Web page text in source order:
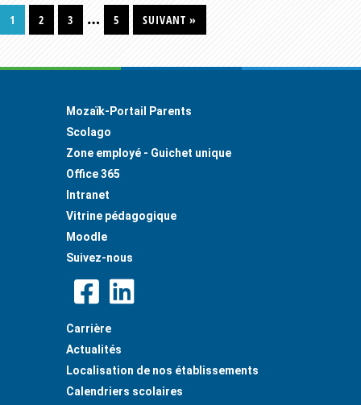
PAGE
1 PAGE
2 PAGE
3
Interim
pages
omitted
… PAGE
5 SUIVANT »
Footer
Mozaïk-Portail Parents
Scolago
Zone employé - Guichet unique
Office 365
Intranet
Vitrine pédagogique
Moodle
Suivez-nous
Carrière
Actualités
Localisation de nos établissements
Calendriers scolaires